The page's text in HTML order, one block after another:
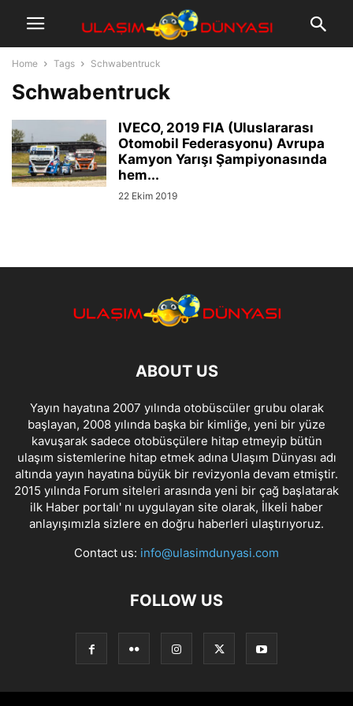
Home Tags Schwabentruck
Schwabentruck
IVECO, 2019 FIA (Uluslararası
Otomobil Federasyonu) Avrupa
Kamyon Yarışı Şampiyonasında
hem...
22 Ekim 2019
ABOUT US
Yayın hayatına 2007 yılında otobüscüler grubu olarak
başlayan, 2008 yılında başka bir kimliğe, yeni bir yüze
kavuşarak sadece otobüsçülere hitap etmeyip bütün
ulaşım sistemlerine hitap etmek adına Ulaşım Dünyası adı
altında yayın hayatına büyük bir revizyonla devam etmiştir.
2015 yılında Forum siteleri arasında yeni bir çağ başlatarak
ilk Haber portalı' nı uygulayan site olarak, İlkeli haber
anlayışımızla sizlere en doğru haberleri ulaştırıyoruz.
Contact us: info@ulasimdunyasi.com
FOLLOW US